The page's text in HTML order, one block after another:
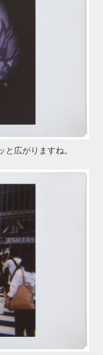
広がりますね。